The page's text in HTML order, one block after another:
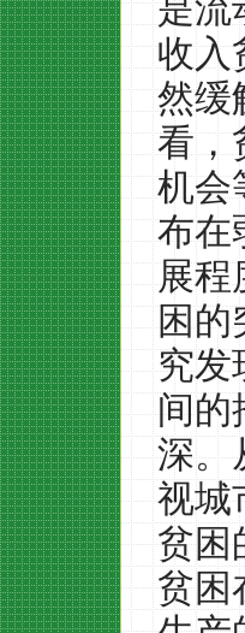
是流
收入
然缓
看，
机会
布在
展程
困的
究发
间的
深。
视城
贫困
贫困